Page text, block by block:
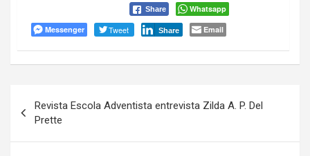
Share
Whatsapp
Messenger
Tweet Share Email
de
Post
Revista Escola Adventista entrevista Zilda A. P. Del
Prette